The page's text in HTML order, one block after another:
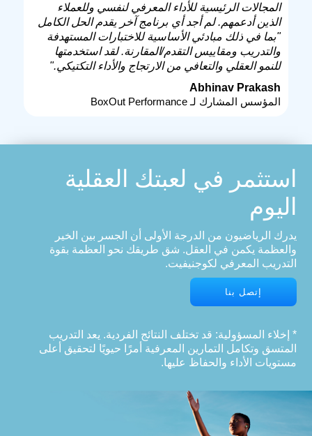
المجالات الرئيسية للأداء المعرفي لنفسي وللعملاء
الذين أدعمهم. لم أجد أي برنامج آخر يقدم الحل الكامل
"بما في ذلك مبادئي الأساسية للاختبارات المستهدفة
والتدريب ومقاييس التقدم/المقارنة. لقد استخدمتها
للنمو العقلي والتعافي من الارتجاج والأداء التكتيكي."
Abhinav Prakash
المؤسس المشارك لـ BoxOut Performance
استثمر في لعبتك العقلية
اليوم
يدرك الرياضيون من الدرجة الأولى أن الجسر بين الخير
والعظمة يكمن في العقل. شق طريقك نحو العظمة بقوة
التدريب المعرفي لكوجنيفيت.
إتصل بنا
* إخلاء المسؤولية: قد تختلف النتائج الفردية. يعد التدريب
المتسق وتكامل التمارين المعرفية أمرًا حيويًا لتحقيق أعلى
مستويات الأداء والحفاظ عليها.